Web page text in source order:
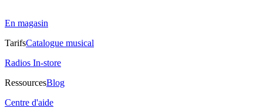
En magasin
TarifsCatalogue musical
Radios In-store
RessourcesBlog
Centre d'aide